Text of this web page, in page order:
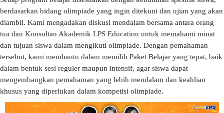
berdasarkan bidang olimpiade yang ingin ditekuni dan ujian yang akan
diambil. Kami mengadakan diskusi mendalam bersama antara orang
tua dan Konsultan Akademik LPS Education untuk memahami minat
dan tujuan siswa dalam mengikuti olimpiade. Dengan pemahaman
tersebut, kami membantu dalam memilih Paket Belajar yang tepat, baik
dalam bentuk sesi reguler maupun intensif, agar siswa dapat
mengembangkan pemahaman yang lebih mendalam dan keahlian
khusus yang diperlukan dalam kompetisi olimpiade.